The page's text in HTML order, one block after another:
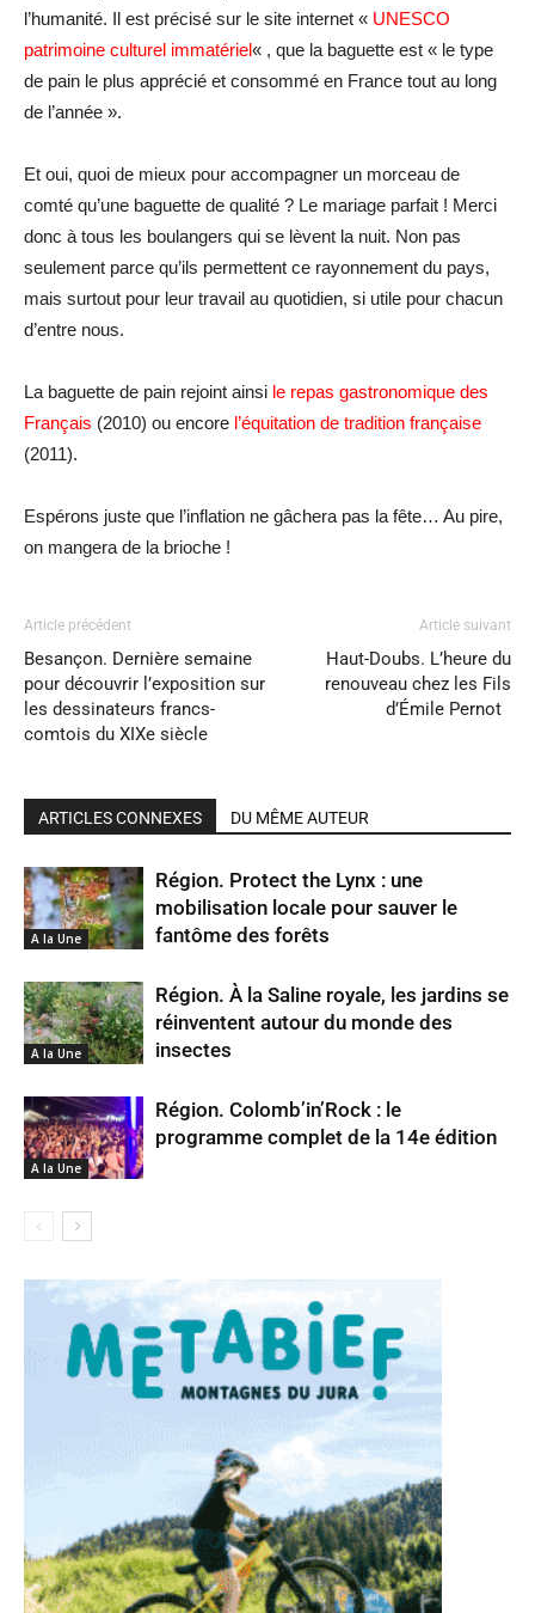
l’humanité. Il est précisé sur le site internet « UNESCO
patrimoine culturel immatériel« , que la baguette est « le type
de pain le plus apprécié et consommé en France tout au long
de l’année ».
Et oui, quoi de mieux pour accompagner un morceau de
comté qu’une baguette de qualité ? Le mariage parfait ! Merci
donc à tous les boulangers qui se lèvent la nuit. Non pas
seulement parce qu’ils permettent ce rayonnement du pays,
mais surtout pour leur travail au quotidien, si utile pour chacun
d’entre nous.
La baguette de pain rejoint ainsi le repas gastronomique des
Français (2010) ou encore l’équitation de tradition française
(2011).
Espérons juste que l’inflation ne gâchera pas la fête… Au pire,
on mangera de la brioche !
Article précédent
Besançon. Dernière semaine
pour découvrir l’exposition sur
les dessinateurs francs-
comtois du XIXe siècle
Article suivant
Haut-Doubs. L’heure du
renouveau chez les Fils
d’Émile Pernot
ARTICLES CONNEXES DU MÊME AUTEUR
A la Une
Région. Protect the Lynx : une
mobilisation locale pour sauver le
fantôme des forêts
A la Une
Région. À la Saline royale, les jardins se
réinventent autour du monde des
insectes
A la Une
Région. Colomb’in’Rock : le
programme complet de la 14e édition